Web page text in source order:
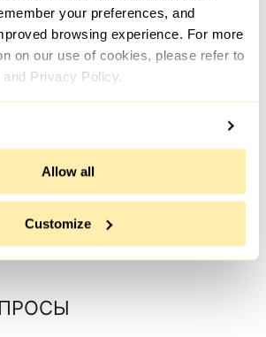
your preferences, and
browsing experience. For more
on our use of cookies, please refer to
Privacy Policy.
Allow all
Customize
Sale
никуда не
довольно
Все отзывы